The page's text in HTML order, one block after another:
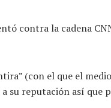
contra la cadena
(con el que el
su reputación así que